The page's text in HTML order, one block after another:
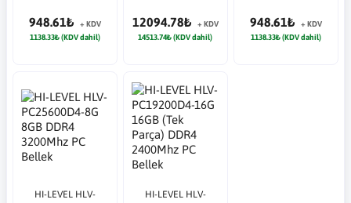
948.61₺
+ KDV
1138.33₺ (KDV dahil)
12094.78₺
+ KDV
14513.74₺ (KDV dahil)
948.61₺
+ KDV
1138.33₺ (KDV dahil)
HI-LEVEL HLV-
HI-LEVEL HLV-